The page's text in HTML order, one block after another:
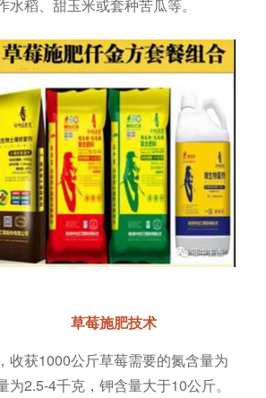
水稻、甜玉米或套种苦瓜等。
肥技术
收获1000公斤草莓需要的氮含量为
为2.5-4千克，钾含量大于10公斤。